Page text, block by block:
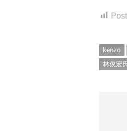
kenzo
林俊宏